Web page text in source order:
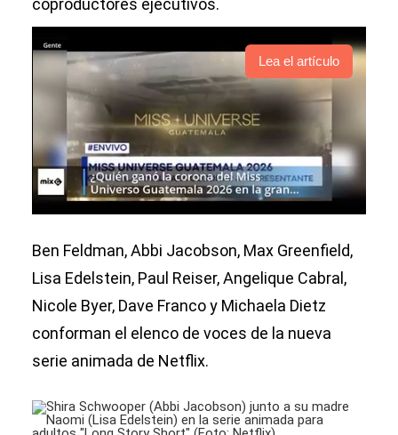
coproductores ejecutivos.
Lea el artículo
Ben Feldman, Abbi Jacobson, Max Greenfield,
Lisa Edelstein, Paul Reiser, Angelique Cabral,
Nicole Byer, Dave Franco y Michaela Dietz
conforman el elenco de voces de la nueva
serie animada de Netflix.